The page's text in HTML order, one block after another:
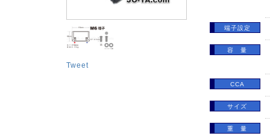
Tweet
端子設定
容 量
CCA
サイズ
重 量